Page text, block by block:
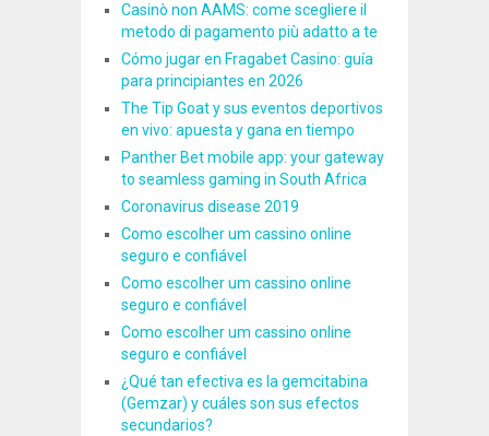
Casinò non AAMS: come scegliere il
metodo di pagamento più adatto a te
Cómo jugar en Fragabet Casino: guía
para principiantes en 2026
The Tip Goat y sus eventos deportivos
en vivo: apuesta y gana en tiempo
Panther Bet mobile app: your gateway
to seamless gaming in South Africa
Coronavirus disease 2019
Como escolher um cassino online
seguro e confiável
Como escolher um cassino online
seguro e confiável
Como escolher um cassino online
seguro e confiável
¿Qué tan efectiva es la gemcitabina
(Gemzar) y cuáles son sus efectos
secundarios?